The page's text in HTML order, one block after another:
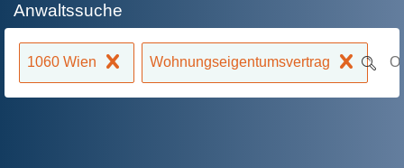
Anwaltssuche
1060 Wien Wohnungseigentumsvertrag